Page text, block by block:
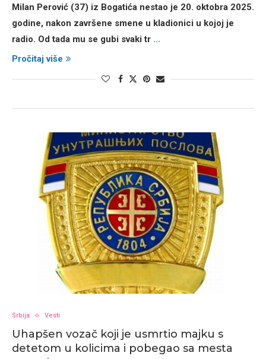
Milan Perović (37) iz Bogatića nestao je 20. oktobra 2025.
godine, nakon završene smene u kladionici u kojoj je
radio. Od tada mu se gubi svaki tr ...
Pročitaj više
Srbija Vesti
Uhapšen vozač koji je usmrtio majku s
detetom u kolicima i pobegao sa mesta